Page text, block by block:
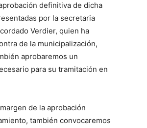
definitiva de dicha
por la secretaria
Verdier, quien ha
de la municipalización,
aprobaremos un
para su tramitación en
de la aprobación
también convocaremos